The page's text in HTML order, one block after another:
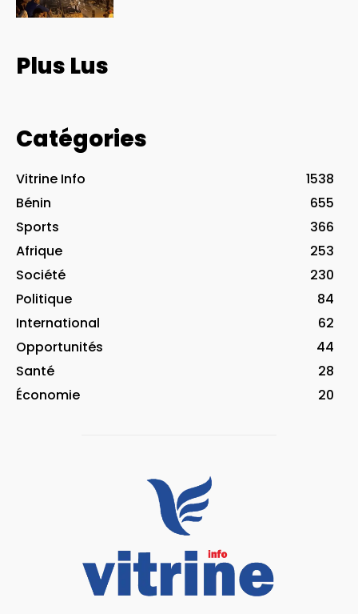
Plus Lus
Catégories
Vitrine Info
1538
Bénin
655
Sports
366
Afrique
253
Société
230
Politique
84
International
62
Opportunités
44
Santé
28
Économie
20